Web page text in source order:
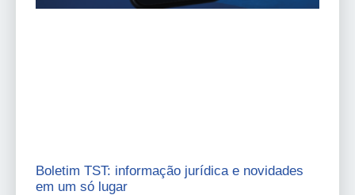
Boletim TST: informação jurídica e novidades
em um só lugar